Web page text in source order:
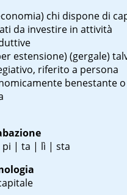
chi dispone di
da investire in attività
estensione) (gergale)
riferito a persona
benestante
pi | ta | lì | sta